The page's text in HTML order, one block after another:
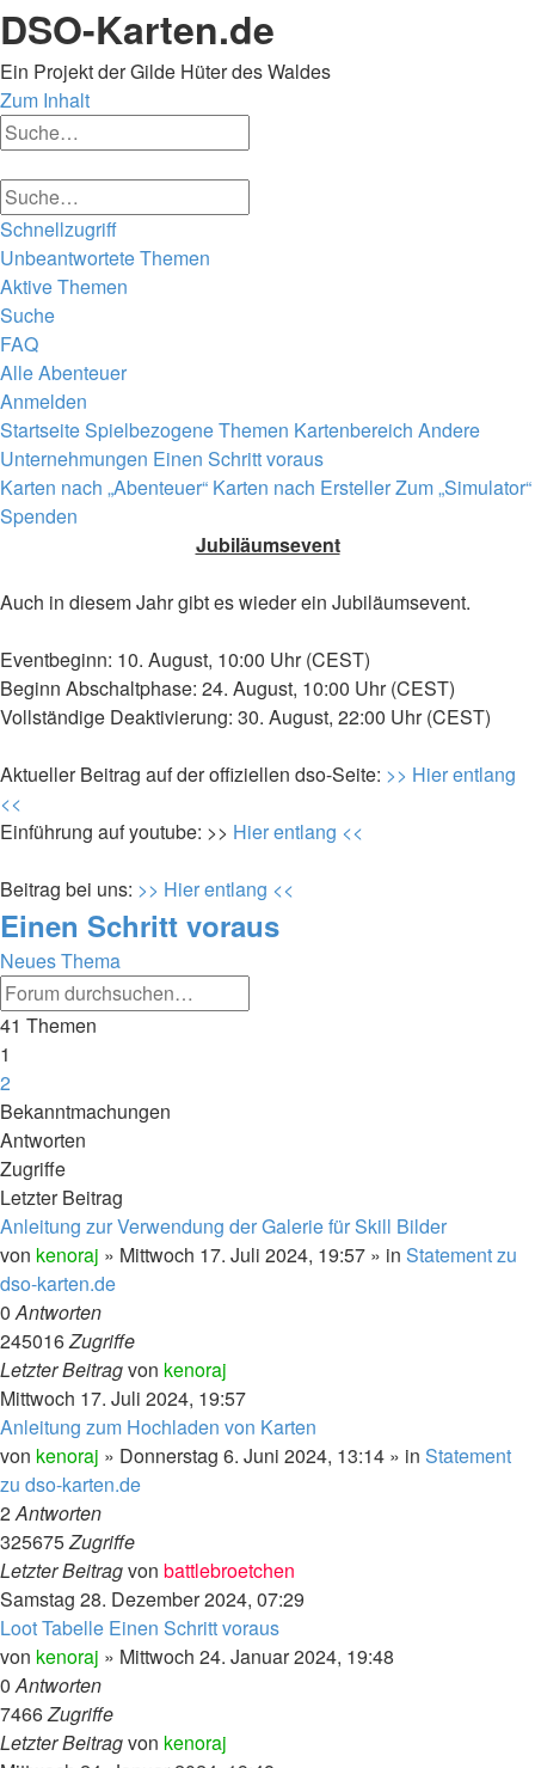
DSO-Karten.de
Ein Projekt der Gilde Hüter des Waldes
Zum Inhalt
Schnellzugriff
Unbeantwortete Themen
Aktive Themen
Suche
FAQ
Alle Abenteuer
Anmelden
StartseiteSpielbezogene Themen Kartenbereich Andere
Unternehmungen Einen Schritt voraus
Suche
Karten nach „Abenteuer“ Karten nach ErstellerZum „Simulator“
Spenden
Jubiläumsevent
Auch in diesem Jahr gibt es wieder ein Jubiläumsevent.
Eventbeginn: 10. August, 10:00 Uhr (CEST)
Beginn Abschaltphase: 24. August, 10:00 Uhr (CEST)
Vollständige Deaktivierung: 30. August, 22:00 Uhr (CEST)
Aktueller Beitrag auf der offiziellen dso-Seite: >> Hier entlang
<<
Einführung auf youtube: >> Hier entlang <<
Beitrag bei uns: >> Hier entlang <<
Einen Schritt voraus
Neues Thema
41 Themen
1
2
Nächste
Bekanntmachungen
Antworten
Zugriffe
Letzter Beitrag
Anleitung zur Verwendung der Galerie für Skill Bilder
von kenoraj » Mittwoch 17. Juli 2024, 19:57 » in Statement zu
dso-karten.de
0Antworten
245016Zugriffe
Letzter Beitragvon kenoraj
Mittwoch 17. Juli 2024, 19:57
Anleitung zum Hochladen von Karten
von kenoraj » Donnerstag 6. Juni 2024, 13:14 » in Statement
zu dso-karten.de
2Antworten
325675Zugriffe
Letzter Beitragvon battlebroetchen
Samstag 28. Dezember 2024, 07:29
Loot Tabelle Einen Schritt voraus
von kenoraj » Mittwoch 24. Januar 2024, 19:48
0Antworten
7466Zugriffe
Letzter Beitragvon kenoraj